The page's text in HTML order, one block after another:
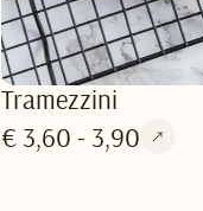
Tramezzini
€ 3,60 - 3,90